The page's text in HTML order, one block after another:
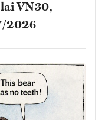
VN30,
2026